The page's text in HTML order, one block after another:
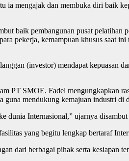
ia mengajak dan membuka diri baik
baik pembangunan pusat pelatihan
pekerja, kemampuan khusus saat
(investor) mendapat kepuasan
PT SMOE. Fadel mengungkapkan
guna mendukung kemajuan industri di
dunia Internasional,” ujarnya
yang begitu lengkap bertaraf
dari berbagai pihak serta kesiapan